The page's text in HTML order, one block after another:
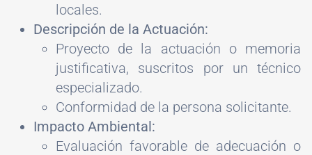
locales.
Descripción de la Actuación:
Proyecto de la actuación o memoria
justificativa, suscritos por un técnico
especializado.
Conformidad de la persona solicitante.
Impacto Ambiental:
Evaluación favorable de adecuación o